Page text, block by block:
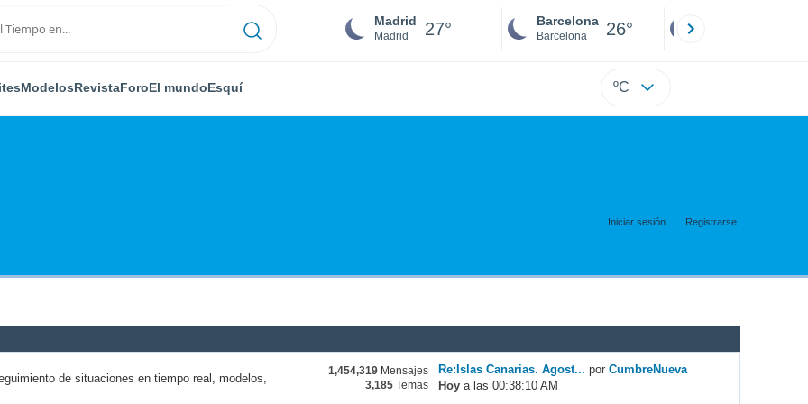
Madrid
Madrid 27° Barcelona
Barcelona 26°
ModelosRevistaForoEl mundoEsquí ºC
Iniciar sesión Registrarse
de situaciones en tiempo real, modelos,
1,454,319 Mensajes
3,185 Temas
Re:Islas Canarias. Agost... porCumbreNueva
Hoy a las 00:38:10 AM